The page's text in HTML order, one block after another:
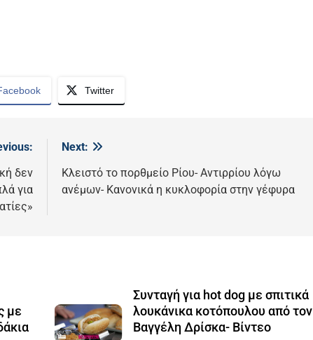
Twitter
δεν
για
Next:
Κλειστό το πορθμείο Ρίου- Αντιρρίου λόγω
ανέμων- Κανονικά η κυκλοφορία στην γέφυρα
με
Συνταγή για hot dog με σπιτικά
λουκάνικα κοτόπουλου από τον
Βαγγέλη Δρίσκα- Βίντεο